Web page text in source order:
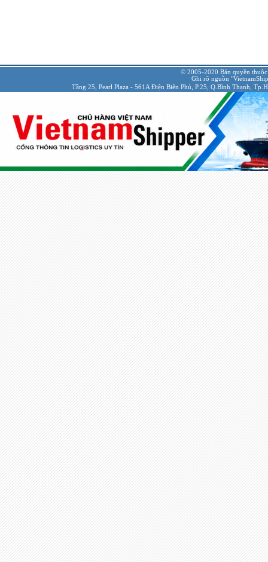
© 2005-2020 Bản quyền
Ghi rõ nguồn
Tầng 25, Pearl Plaza - 561A Điện Biên Phủ, P.25, Q.Bình Thạnh,